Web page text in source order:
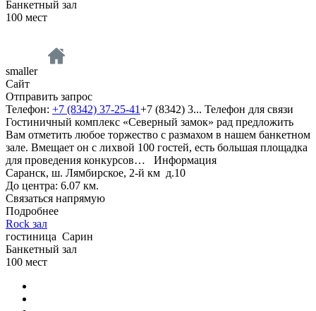
Банкетный зал
100 мест
smaller
Сайт
Отправить запрос
Телефон: +7 (8342) 37-25-41+7 (8342) 3... Телефон для связи
Гостиничный комплекс «Северный замок» рад предложить
Вам отметить любое торжество с размахом в нашем банкетном
зале. Вмещает он с лихвой 100 гостей, есть большая площадка
для проведения конкурсов… Информация
Саранск, ш. Лямбирское, 2-й км д.10
До центра: 6.07 км.
Связаться напрямую
Подробнее
Rock зал
гостиница Сарин
Банкетный зал
100 мест